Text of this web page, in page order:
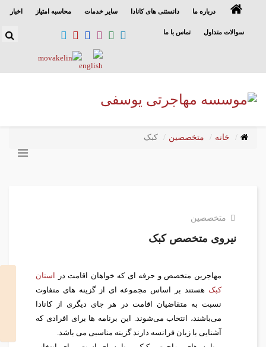
درباره ما دانستنی های کانادا سایر خدمات محاسبه امتیاز اخبار
سوالات متداول تماس با ما
خانه متخصصین کبک
متخصصین
نیروی متخصص کبک
مهاجرین متخصص و حرفه ای که خواهان اقامت در
استان
کبک هستند بر اساس مجموعه‌ ای از گزینه های متفاوت
نسبت به متقاضیان اقامت در هر جای دیگری از کانادا
می‌باشند، انتخاب می‌شوند. این برنامه ها برای افرادی که
آشنایی با زبان فرانسه دارند گزینه مناسبی می باشد.